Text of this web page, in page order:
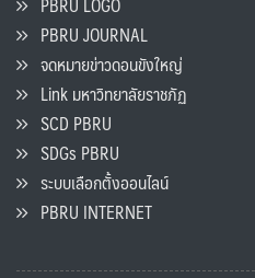
PBRU JOURNAL
จดหมายข่าวดอนขังใหญ่
Link มหาวิทยาลัยราชภัฏ
SCD PBRU
SDGs PBRU
ระบบเลือกตั้งออนไลน์
PBRU INTERNET